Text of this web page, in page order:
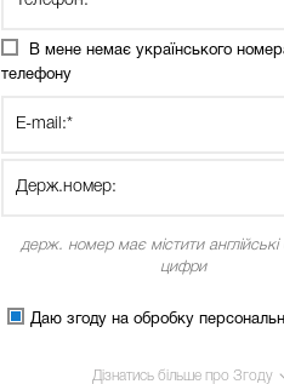
В мене немає українського
телефону
держ. номер має містити англійські
цифри
Даю згоду на обробку
Дізнатись більше про Згоду